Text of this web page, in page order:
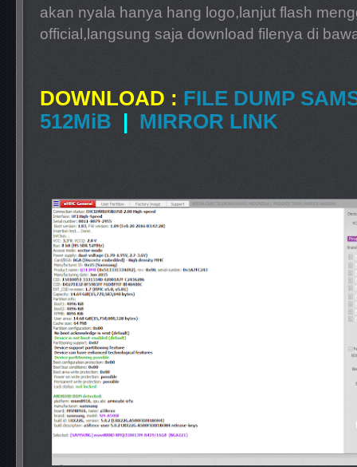
akan nyala hanya hang logo,lanjut flash
official,langsung saja download filenya di
DOWNLOAD : FILE DUMP
512MiB
| MIRROR LINK